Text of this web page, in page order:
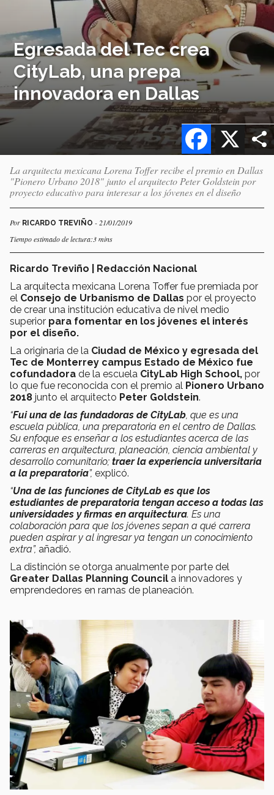
Egresada del Tec crea
CityLab, una prepa
innovadora en Dallas
X
Facebook
La arquitecta mexicana Lorena Toffer recibe el premio en Dallas
"Pionero Urbano 2018" junto el arquitecto Peter Goldstein por
proyecto educativo para interesar a los jóvenes en el diseño
Por RICARDO TREVIÑO - 21/01/2019
Tiempo estimado de lectura:3 mins
Ricardo Treviño | Redacción Nacional
La arquitecta mexicana Lorena Toffer fue premiada por
el Consejo de Urbanismo de Dallas por el proyecto
de crear una institución educativa de nivel medio
superior para fomentar en los jóvenes el interés
por el diseño.
La originaria de la Ciudad de México y egresada del
Tec de Monterrey campus Estado de México fue
cofundadora de la escuela CityLab High School, por
lo que fue reconocida con el premio al Pionero Urbano
2018 junto el arquitecto Peter Goldstein.
“Fui una de las fundadoras de CityLab , que es una
escuela pública, una preparatoria en el centro de Dallas.
Su enfoque es enseñar a los estudiantes acerca de las
carreras en arquitectura, planeación, ciencia ambiental y
desarrollo comunitario; traer la experiencia universitaria
a la preparatoria”, explicó.
“Una de las funciones de CityLab es que los
estudiantes de preparatoria tengan acceso a todas las
universidades y firmas en arquitectura. Es una
colaboración para que los jóvenes sepan a qué carrera
pueden aspirar y al ingresar ya tengan un conocimiento
extra”, añadió.
La distinción se otorga anualmente por parte del
Greater Dallas Planning Council a innovadores y
emprendedores en ramas de planeación.